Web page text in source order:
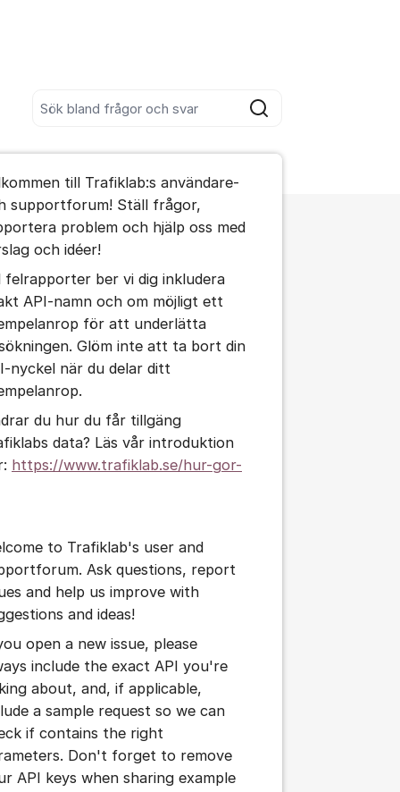
Sök
kommentaren
för inlägg/kommentar
för inlägg/kommentar
till Trafiklab:s användare-
supportforum! Ställ frågor,
problem och hjälp oss med
och idéer!
felrapporter ber vi dig inkludera
API-namn och om möjligt ett
för att underlätta
Glöm inte att ta bort din
nyckel när du delar ditt
du hur du får tillgäng
data? Läs vår introduktion
https://www.trafiklab.se/hur-gor-
to Trafiklab's user and
Ask questions, report
and help us improve with
and ideas!
open a new issue, please
include the exact API you're
about, and, if applicable,
a sample request so we can
if contains the right
Don't forget to remove
API keys when sharing example